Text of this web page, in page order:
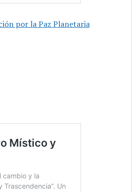
por la Paz Planetaria